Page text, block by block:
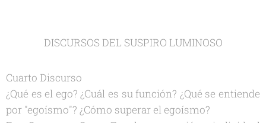
DISCURSOS DEL SUSPIRO LUMINOSO
Cuarto Discurso
¿Qué es el ego? ¿Cuál es su función? ¿Qué se entiende
por "egoísmo"? ¿Cómo superar el egoísmo?